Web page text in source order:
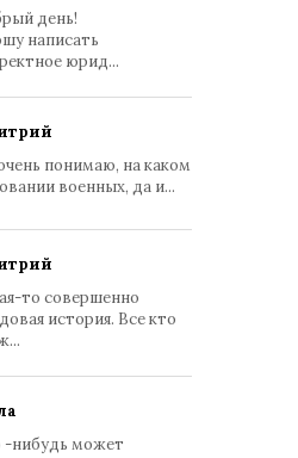
день!
написать
юрид...
понимаю, на каком
военных, да и...
то совершенно
история. Все кто
-нибудь может